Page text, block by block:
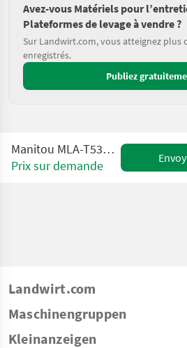
Avez-vous Matériels pour
Plateformes de levage à vendre ?
Sur Landwirt.com, vous atteignez plus
enregistrés.
Publiez
Manitou MLA-T533-145V+ Elite ST5
Prix sur demande
Landwirt.com
Maschinengruppen
Kleinanzeigen